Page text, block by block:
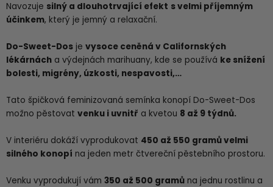
Navozuje silný a dlouhotrvající efekt s velmi příjemným
účinkem, který je jemný a relaxační.
Do-Sweet-Dos je vysoce ceněná v Californských
lékárnách a výdejnách marihuany, kde se používá ke snížení
bolesti, migrény, úzkosti, nespavosti,…
Tato špičková feminizovaná semínka konopí Do-Sweet-Dos
možno pěstovat venku i uvnitř a kvetou 8 až 9 týdnů.
V interiéru dokáží vyprodukovat 450 až 550 gramů velmi
silného konopí na jeden metr čtvereční pěstebního prostoru.
Venku vyprodukují vám 350 až 500 gramů na jednu rostlinu a